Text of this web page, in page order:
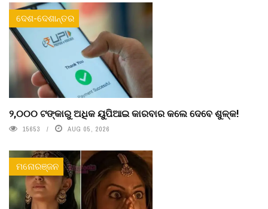
ଦେଶ-ଦେଶାନ୍ତର
୨,୦୦୦ ଟଙ୍କାରୁ ଅଧିକ ୟୁପିଆଇ କାରବାର କଲେ ଦେବେ ଶୁଳ୍କ!
15653 AUG 05, 2026
ମନୋରଞ୍ଜନ